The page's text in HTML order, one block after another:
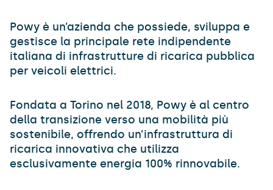
Powy è un’azienda che possiede, sviluppa e
gestisce la principale rete indipendente
italiana di infrastrutture di ricarica pubblica
per veicoli elettrici.
Fondata a Torino nel 2018, Powy è al centro
della transizione verso una mobilità più
sostenibile, offrendo un’infrastruttura di
ricarica innovativa che utilizza
esclusivamente energia 100% rinnovabile.